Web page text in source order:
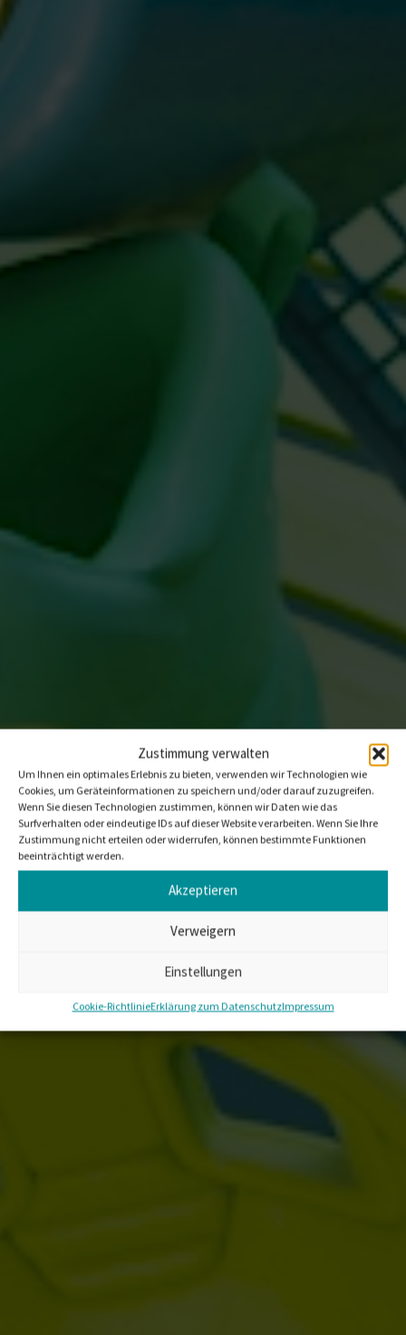
Zustimmung verwalten
Um Ihnen ein optimales Erlebnis zu bieten, verwenden wir Technologien wie
Cookies, um Geräteinformationen zu speichern und/oder darauf zuzugreifen.
Wenn Sie diesen Technologien zustimmen, können wir Daten wie das
Surfverhalten oder eindeutige IDs auf dieser Website verarbeiten. Wenn Sie Ihre
Zustimmung nicht erteilen oder widerrufen, können bestimmte Funktionen
beeinträchtigt werden.
Akzeptieren
Verweigern
Einstellungen
Cookie-RichtlinieErklärung zum DatenschutzImpressum